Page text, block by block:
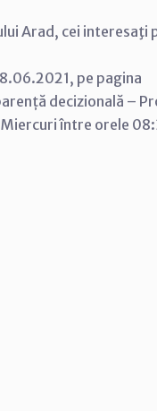
Arad, cei interesaţi
pe pagina
decizională –
între orele